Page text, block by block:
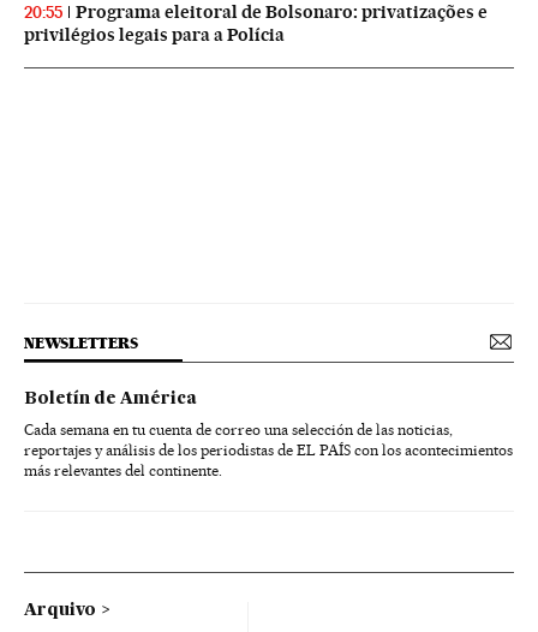
20:55
Programa eleitoral de Bolsonaro: privatizações e
privilégios legais para a Polícia
NEWSLETTERS
Boletín de América
Cada semana en tu cuenta de correo una selección de las noticias,
reportajes y análisis de los periodistas de EL PAÍS con los acontecimientos
más relevantes del continente.
Arquivo